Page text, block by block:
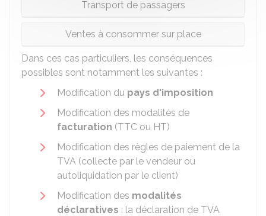
Transport de passagers
Ventes à consommer sur place
Dans ces cas particuliers, les conséquences
possibles sont notamment les suivantes :
Modification du pays d'imposition
Modification des modalités de
facturation (TTC ou HT)
Modification des règles de paiement de la
TVA (collecte par le vendeur ou
autoliquidation par le client)
Modification des modalités
déclaratives : la déclaration de TVA